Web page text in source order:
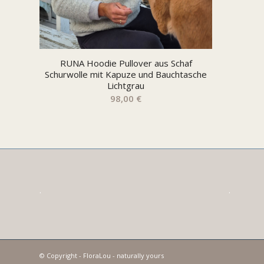
RUNA Hoodie Pullover aus Schaf
Schurwolle mit Kapuze und Bauchtasche
Lichtgrau
98,00 €
. .
© Copyright - FloraLou - naturally yours